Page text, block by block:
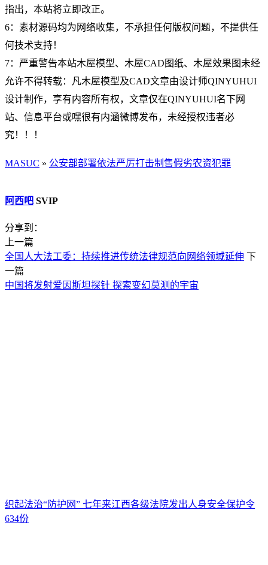
指出，本站将立即改正。
6：素材源码均为网络收集，不承担任何版权问题，不提供任
何技术支持！
7：严重警告本站木屋模型、木屋CAD图纸、木屋效果图未经
允许不得转载：凡木屋模型及CAD文章由设计师QINYUHUI
设计制作，享有内容所有权，文章仅在QINYUHUI名下网
站、信息平台或嘿很有内涵微博发布，未经授权违者必
究！！！
MASUC » 公安部部署依法严厉打击制售假劣农资犯罪
阿西吧 SVIP
分享到：
上一篇
全国人大法工委：持续推进传统法律规范向网络领域延伸 下
一篇
中国将发射爱因斯坦探针 探索变幻莫测的宇宙
织起法治“防护网” 七年来江西各级法院发出人身安全保护令
634份